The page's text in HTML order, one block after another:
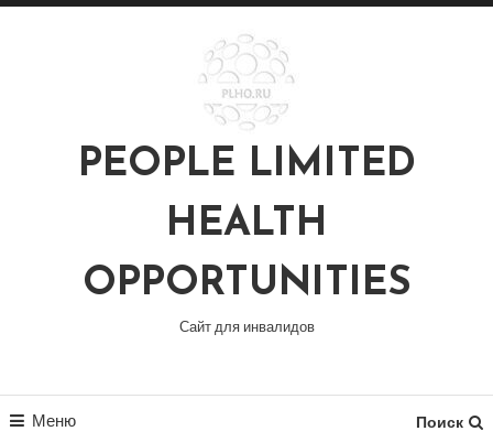
Перейти
PEOPLE LIMITED
HEALTH
OPPORTUNITIES
Сайт для инвалидов
Меню Поиск